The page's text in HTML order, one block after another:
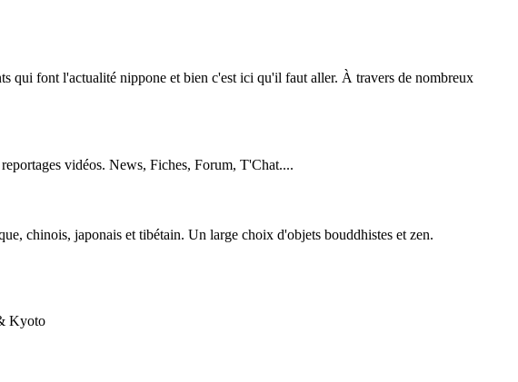
qui font l'actualité nippone et bien c'est ici qu'il faut aller. À travers de nombreux
vidéos. News, Fiches, Forum, T'Chat....
chinois, japonais et tibétain. Un large choix d'objets bouddhistes et zen.
Kyoto